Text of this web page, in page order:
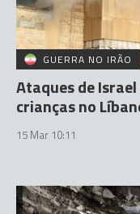
GUERRA NO IRÃO
Ataques de
crianças no
15 Mar 10:11